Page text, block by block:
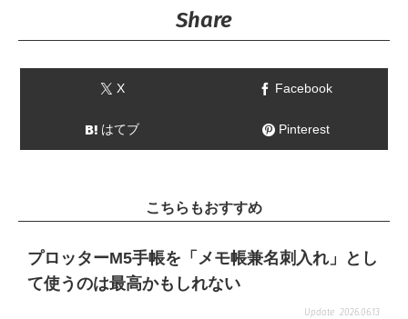
Share
X Facebook
はてブ Pinterest
こちらもおすすめ
プロッターM5手帳を「メモ帳兼名刺入れ」とし
て使うのは最高かもしれない
2026.06.13